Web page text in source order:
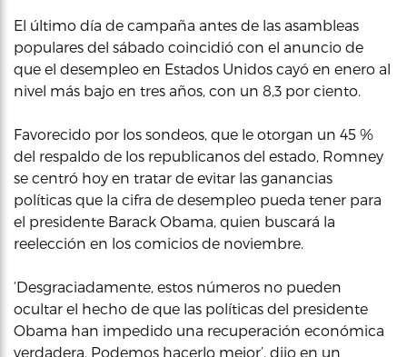
El último día de campaña antes de las asambleas
populares del sábado coincidió con el anuncio de
que el desempleo en Estados Unidos cayó en enero al
nivel más bajo en tres años, con un 8,3 por ciento.
Favorecido por los sondeos, que le otorgan un 45 %
del respaldo de los republicanos del estado, Romney
se centró hoy en tratar de evitar las ganancias
políticas que la cifra de desempleo pueda tener para
el presidente Barack Obama, quien buscará la
reelección en los comicios de noviembre.
‘Desgraciadamente, estos números no pueden
ocultar el hecho de que las políticas del presidente
Obama han impedido una recuperación económica
verdadera. Podemos hacerlo mejor’, dijo en un